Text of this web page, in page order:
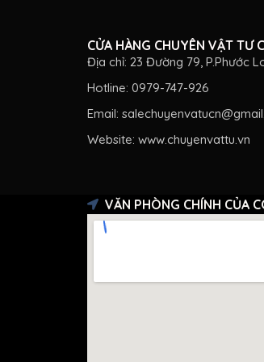
nghề, lĩnh vực khác nhau. Cụ
Ngành chế biến gỗ, gỗ thủ
sản phẩm, từ đó tạo điều
giá trị thẩm mỹ lẫn độ bền.
CỬA HÀNG CHUYÊN VẬT TƯ
Địa chỉ: 23 Đường 79, P.Phước
Hotline: 0979-747-926
Email:
Website: www.chuyenvattu.vn
VĂN PHÒNG CHÍNH CỦA